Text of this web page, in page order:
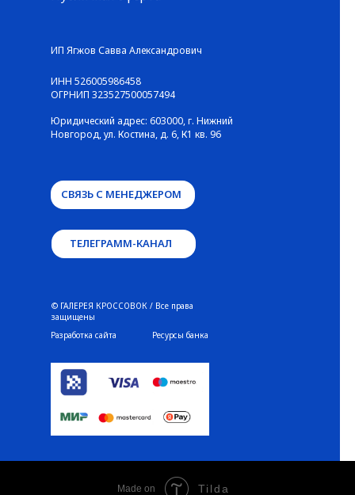
СВЯЗЬ С МЕНЕДЖЕРОМ
ТЕЛЕГРАММ-КАНАЛ
ИП Ягжов Савва Александрович
ИНН 526005986458
ОГРНИП 323527500057494
Юридический адрес: 603000, г. Нижний
Новгород, ул. Костина, д. 6, К1 кв. 96
© ГАЛЕРЕЯ КРОССОВОК / Все права
защищены
Разработка сайта
Ресурсы банка
Made on Tilda